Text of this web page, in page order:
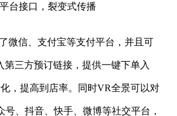
台接口，裂变式传播
微信、支付宝等支付平台，并且可
第三方预订链接，提供一键下单入
，提高到店率。同时VR全景可以对
号、抖音、快手、微博等社交平台，